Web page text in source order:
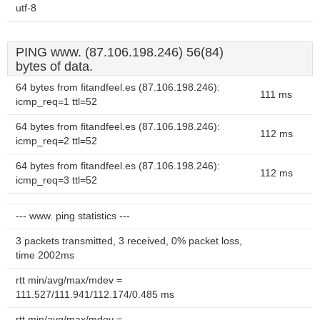
utf-8
PING www. (87.106.198.246) 56(84)
bytes of data.
64 bytes from fitandfeel.es (87.106.198.246):
icmp_req=1 ttl=52
111 ms
64 bytes from fitandfeel.es (87.106.198.246):
icmp_req=2 ttl=52
112 ms
64 bytes from fitandfeel.es (87.106.198.246):
icmp_req=3 ttl=52
112 ms
--- www. ping statistics ---
3 packets transmitted, 3 received, 0% packet loss,
time 2002ms
rtt min/avg/max/mdev =
111.527/111.941/112.174/0.485 ms